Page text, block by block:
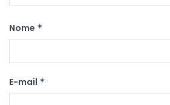
Nome *
E-mail *